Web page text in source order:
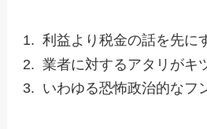
利益より税金の話を先に
業者に対するアタリがキ
いわゆる恐怖政治的なフ